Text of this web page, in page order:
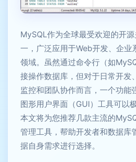
MySQL作为全球最受欢迎的开
一，广泛应用于Web开发、企业
领域。虽然通过命令行（如
接操作数据库，但对于日常开发
监控和团队协作而言，一个功能
图形用户界面（GUI）工具可以
本文将为您推荐几款主流的
管理工具，帮助开发者和数据库
据自身需求进行选择。